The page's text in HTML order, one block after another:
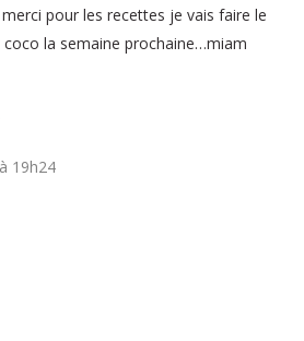
pour les recettes je vais faire le
la semaine prochaine…miam
à 19h24